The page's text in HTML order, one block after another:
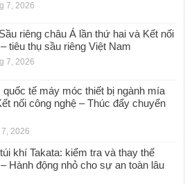
7, 2026
riêng châu Á lần thứ hai và Kết nối
tiêu thụ sầu riêng Việt Nam
7, 2026
quốc tế máy móc thiết bị ngành mía
nối công nghệ – Thúc đẩy chuyển
2026
khí Takata: kiểm tra và thay thế
Hành động nhỏ cho sự an toàn lâu